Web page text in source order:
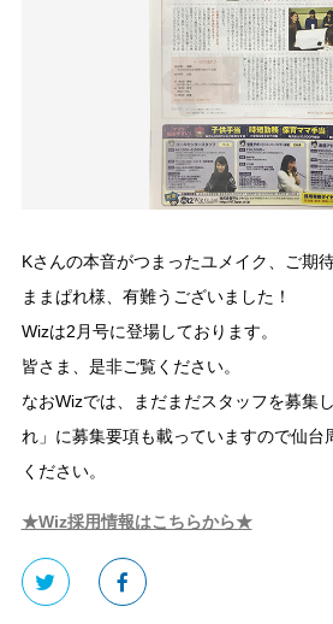
Kさんの本音がつまったユメイク、ご期
ままぱれ様、有難うございました！
Wizは2月号に登場しております。
皆さま、是非ご覧ください。
なおWizでは、まだまだスタッフを募集
れ」に募集要項も載っていますので仙台
ください。
★Wiz採用情報はこちらから★